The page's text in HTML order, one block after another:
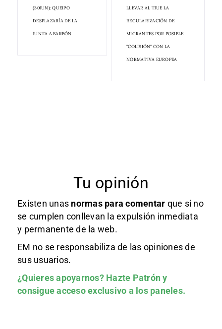
(30JUN): QUEIPO
DESPLAZARÍA DE LA
JUNTA A BARBÓN
LLEVAR AL TJUE LA
REGULARIZACIÓN DE
MIGRANTES POR POSIBLE
"COLISIÓN" CON LA
NORMATIVA EUROPEA
Tu opinión
Existen unas normas para comentar que si no
se cumplen conllevan la expulsión inmediata
y permanente de la web.
EM no se responsabiliza de las opiniones de
sus usuarios.
¿Quieres apoyarnos? Hazte Patróny
consigue acceso exclusivo a los paneles.